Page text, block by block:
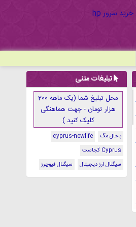
تبلیغات متنی
محل تبلیغ شما (یک ماهه 200
هزار تومان - جهت هماهنگی
کلیک کنید )
باحال مگ
cyprus-newlife
Cyprus کجاست
سیگنال ارز دیجیتال
سیگنال فیوچرز